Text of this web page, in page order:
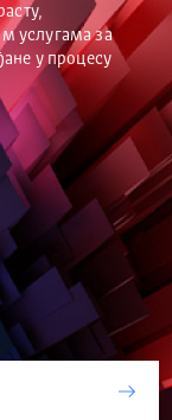
услугама за
у процесу